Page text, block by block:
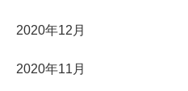
2020年12月
2020年11月